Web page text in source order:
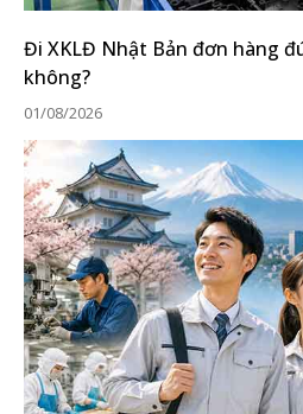
Đi XKLĐ Nhật Bản đơn hàng
không?
01/08/2026